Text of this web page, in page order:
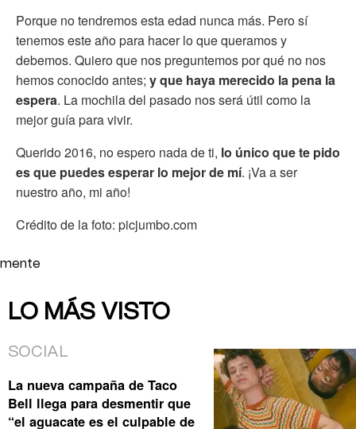
Porque no tendremos esta edad nunca más. Pero sí
tenemos este año para hacer lo que queramos y
debemos. Quiero que nos preguntemos por qué no nos
hemos conocido antes; y que haya merecido la pena la
espera. La mochila del pasado nos será útil como la
mejor guía para vivir.
Querido 2016, no espero nada de ti, lo único que te pido
es que puedes esperar lo mejor de mí. ¡Va a ser
nuestro año, mi año!
Crédito de la foto: picjumbo.com
mente
LO MÁS VISTO
SOCIAL
La nueva campaña de Taco
Bell llega para desmentir que
“el aguacate es el culpable de